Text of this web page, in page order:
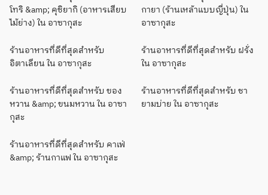
โทริ &amp; คุชิยากิ (อาหารเสียบ
ไม้ย่าง) ใน อาซากุสะ
กายา (ร้านเหล้าแบบญี่ปุ่น) ใน
อาซากุสะ
ร้านอาหารที่ดีที่สุดสำหรับ
อิตาเลียน ใน อาซากุสะ
ร้านอาหารที่ดีที่สุดสำหรับ ฝรั่ง
ใน อาซากุสะ
ร้านอาหารที่ดีที่สุดสำหรับ ของ
หวาน &amp; ขนมหวาน ใน อาซา
กุสะ
ร้านอาหารที่ดีที่สุดสำหรับ ชา
ยามบ่าย ใน อาซากุสะ
ร้านอาหารที่ดีที่สุดสำหรับ คาเฟ่
&amp; ร้านกาแฟ ใน อาซากุสะ